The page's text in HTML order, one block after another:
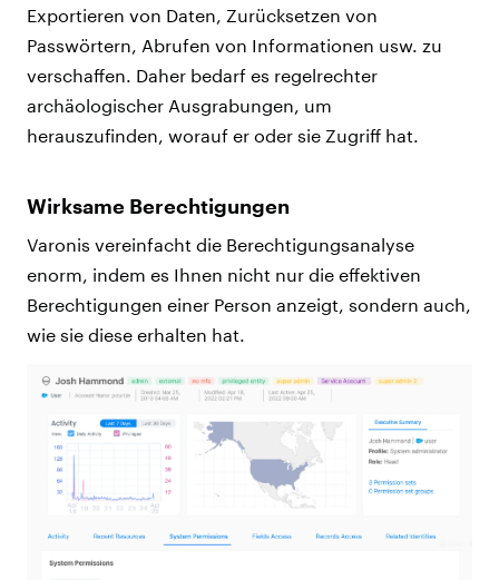
Exportieren von Daten, Zurücksetzen von
Passwörtern, Abrufen von Informationen usw. zu
verschaffen. Daher bedarf es regelrechter
archäologischer Ausgrabungen, um
herauszufinden, worauf er oder sie Zugriff hat.
Wirksame Berechtigungen
Varonis vereinfacht die Berechtigungsanalyse
enorm, indem es Ihnen nicht nur die effektiven
Berechtigungen einer Person anzeigt, sondern auch,
wie sie diese erhalten hat.